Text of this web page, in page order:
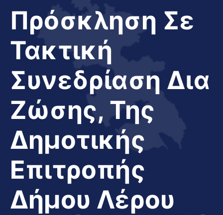
Διαφάνεια
Νησί
Μας
Πρόσκληση Σε
Τακτική
Συνεδρίαση Δια
Ζώσης, Της
Δημοτικής
Επιτροπής
Δήμου Λέρου